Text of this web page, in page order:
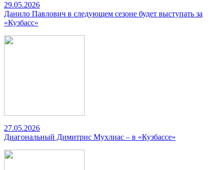
29.05.2026
Данило Павлович в следующем сезоне будет выступать за
«Кузбасс»
27.05.2026
Диагональный Димитрис Мухлиас – в «Кузбассе»